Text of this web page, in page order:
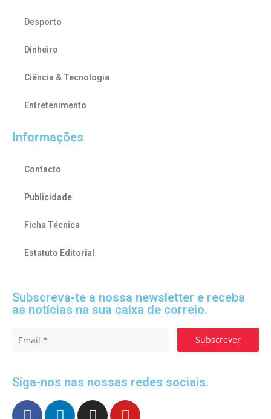
Desporto
Dinheiro
Ciência & Tecnologia
Entretenimento
Informações
Contacto
Publicidade
Ficha Técnica
Estatuto Editorial
Subscreva-te a nossa newsletter e receba
as notícias na sua caixa de correio.
Subscrever
Siga-nos nas nossas redes sociais.